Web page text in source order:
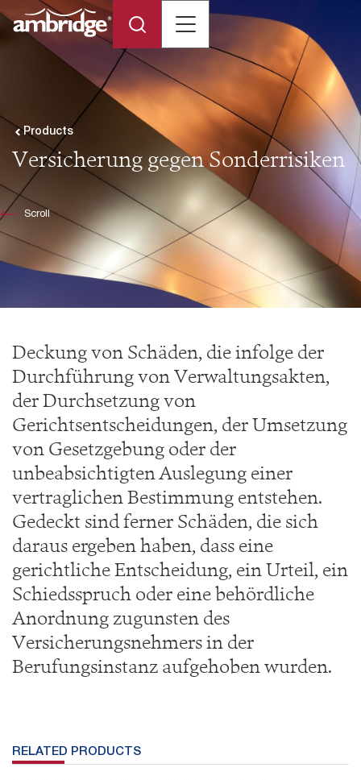
Products
Versicherung gegen Sonderrisiken
Scroll
Deckung von Schäden, die infolge der
Durchführung von Verwaltungsakten,
der Durchsetzung von
Gerichtsentscheidungen, der Umsetzung
von Gesetzgebung oder der
unbeabsichtigten Auslegung einer
vertraglichen Bestimmung entstehen.
Gedeckt sind ferner Schäden, die sich
daraus ergeben haben, dass eine
gerichtliche Entscheidung, ein Urteil, ein
Schiedsspruch oder eine behördliche
Anordnung zugunsten des
Versicherungsnehmers in der
Berufungsinstanz aufgehoben wurden.
RELATED PRODUCTS